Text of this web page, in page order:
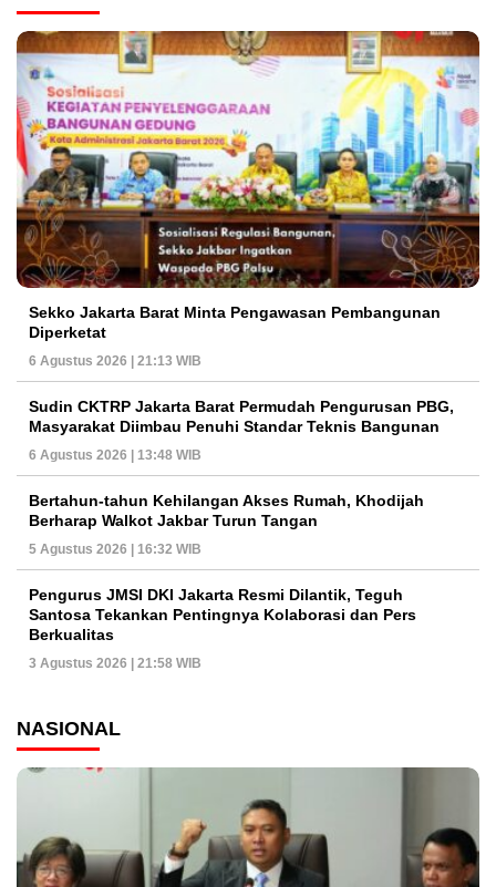
Sekko Jakarta Barat Minta Pengawasan Pembangunan
Diperketat
6 Agustus 2026 | 21:13 WIB
Sudin CKTRP Jakarta Barat Permudah Pengurusan PBG,
Masyarakat Diimbau Penuhi Standar Teknis Bangunan
6 Agustus 2026 | 13:48 WIB
Bertahun-tahun Kehilangan Akses Rumah, Khodijah
Berharap Walkot Jakbar Turun Tangan
5 Agustus 2026 | 16:32 WIB
Pengurus JMSI DKI Jakarta Resmi Dilantik, Teguh
Santosa Tekankan Pentingnya Kolaborasi dan Pers
Berkualitas
3 Agustus 2026 | 21:58 WIB
NASIONAL